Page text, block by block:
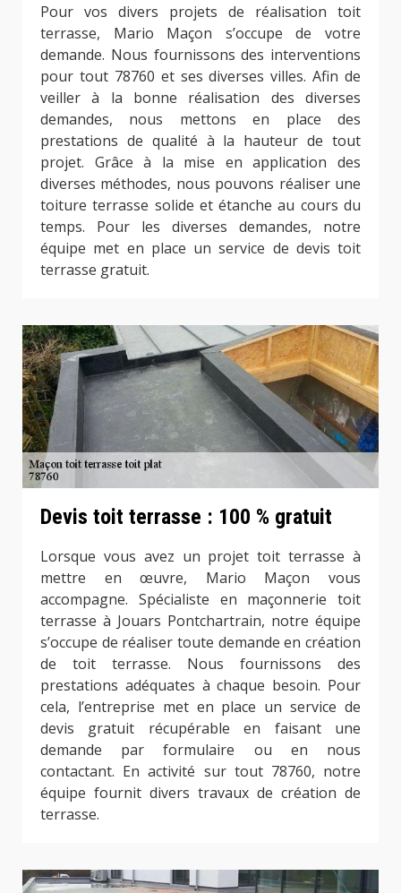
Pour vos divers projets de réalisation toit
terrasse, Mario Maçon s’occupe de votre
demande. Nous fournissons des interventions
pour tout 78760 et ses diverses villes. Afin de
veiller à la bonne réalisation des diverses
demandes, nous mettons en place des
prestations de qualité à la hauteur de tout
projet. Grâce à la mise en application des
diverses méthodes, nous pouvons réaliser une
toiture terrasse solide et étanche au cours du
temps. Pour les diverses demandes, notre
équipe met en place un service de devis toit
terrasse gratuit.
Devis toit terrasse : 100 % gratuit
Lorsque vous avez un projet toit terrasse à
mettre en œuvre, Mario Maçon vous
accompagne. Spécialiste en maçonnerie toit
terrasse à Jouars Pontchartrain, notre équipe
s’occupe de réaliser toute demande en création
de toit terrasse. Nous fournissons des
prestations adéquates à chaque besoin. Pour
cela, l’entreprise met en place un service de
devis gratuit récupérable en faisant une
demande par formulaire ou en nous
contactant. En activité sur tout 78760, notre
équipe fournit divers travaux de création de
terrasse.